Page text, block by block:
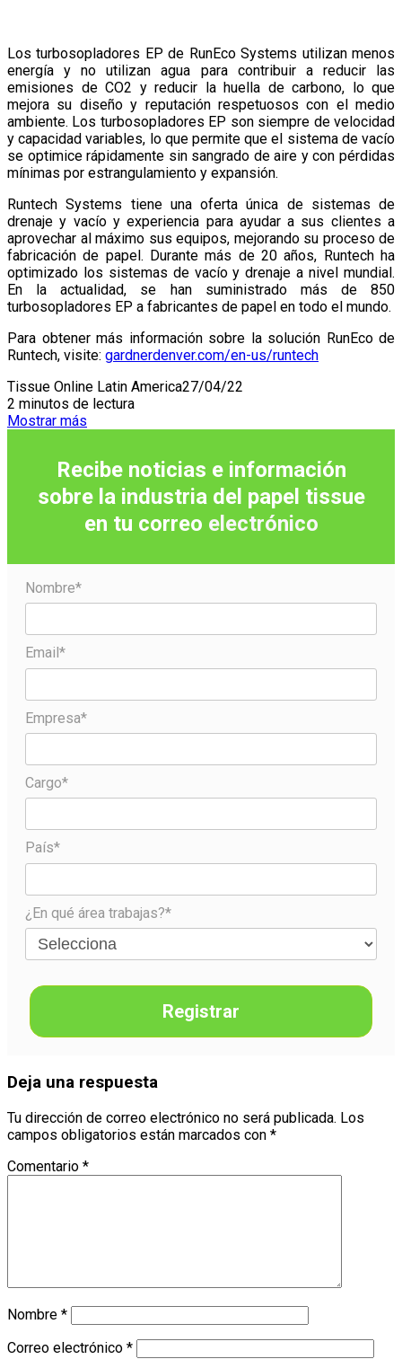
Los turbosopladores EP de RunEco Systems utilizan menos
energía y no utilizan agua para contribuir a reducir las
emisiones de CO2 y reducir la huella de carbono, lo que
mejora su diseño y reputación respetuosos con el medio
ambiente. Los turbosopladores EP son siempre de velocidad
y capacidad variables, lo que permite que el sistema de vacío
se optimice rápidamente sin sangrado de aire y con pérdidas
mínimas por estrangulamiento y expansión.
Runtech Systems tiene una oferta única de sistemas de
drenaje y vacío y experiencia para ayudar a sus clientes a
aprovechar al máximo sus equipos, mejorando su proceso de
fabricación de papel. Durante más de 20 años, Runtech ha
optimizado los sistemas de vacío y drenaje a nivel mundial.
En la actualidad, se han suministrado más de 850
turbosopladores EP a fabricantes de papel en todo el mundo.
Para obtener más información sobre la solución RunEco de
Runtech, visite: gardnerdenver.com/en-us/runtech
Tissue Online Latin America27/04/22
2 minutos de lectura
Mostrar más
Recibe noticias e información
sobre la industria del papel tissue
en tu correo electrónico
Nombre*
Email*
Empresa*
Cargo*
País*
¿En qué área trabajas?*
Registrar
Deja una respuesta
Tu dirección de correo electrónico no será publicada. Los
campos obligatorios están marcados con *
Comentario *
Nombre *
Correo electrónico *